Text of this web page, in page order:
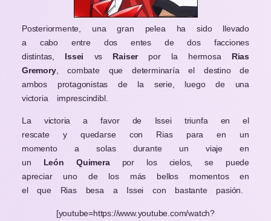
Posteriormente, una gran pelea ha sido llevado
a cabo entre dos entes de dos facciones
distintas, Issei vs Raiser por la hermosa Rias
Gremory, combate que determinaría el destino de
ambos protagonistas de la serie, luego de una
victoria imprescindibl.
La victoria a favor de Issei triunfa en el
rescate y quedarse con Rias para en un
momento a solas durante un viaje en
un León Quimerapor los cielos, se puede
apreciar uno de los más bellos momentos en
el que Rias besa a Issei con bastante pasión.
[youtube=https://www.youtube.com/watch?